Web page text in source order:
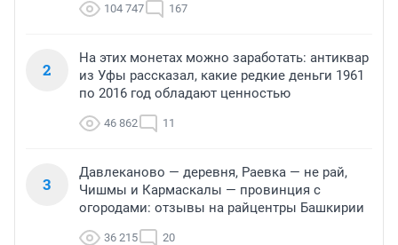
104 747 167
2
На этих монетах можно заработать: антиквар
из Уфы рассказал, какие редкие деньги 1961
по 2016 год обладают ценностью
46 862 11
3
Давлеканово — деревня, Раевка — не рай,
Чишмы и Кармаскалы — провинция с
огородами: отзывы на райцентры Башкирии
36 215 20